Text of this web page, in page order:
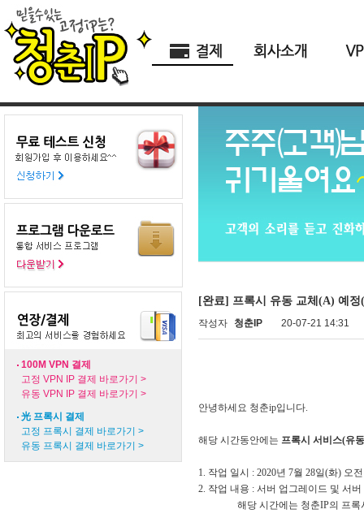
100M VPN 결제
고정 VPN IP 결제 바로가기 >
유동 VPN IP 결제 바로가기 >
光 프록시 결제
고정 프록시 결제 바로가기 >
유동 프록시 결제 바로가기 >
[완료] 프록시 유동 교체(A) 예정
작성자 청춘IP 20-07-21 14:31
안녕하세요 청춘ip입니다.
해 당 시간동안에는 프록시 서비스(유
1. 작업 일시 : 2020년 7월 28일(화) 오
2. 작업 내용 : 서버 업그레이드 및 서
해당 시간에는 청춘IP의 프록시